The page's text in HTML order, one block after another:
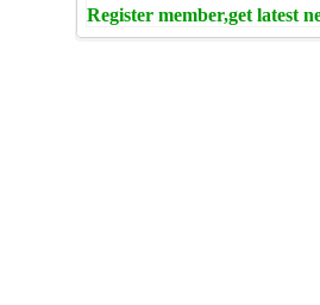
Register member,get latest